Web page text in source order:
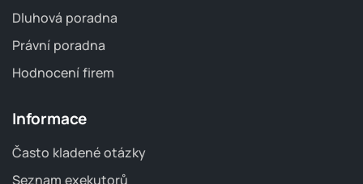
Dluhová poradna
Právní poradna
Hodnocení firem
Informace
Často kladené otázky
Seznam exekutorů